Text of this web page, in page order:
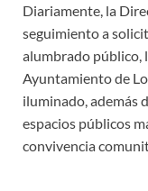
Diariamente, la
seguimiento a
alumbrado público,
Ayuntamiento de
iluminado, además
espacios públicos
convivencia